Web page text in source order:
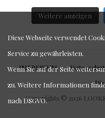
Weitere anzeigen
IMPRESSUM
Copyrights © 2026
Diese Webseite verwendet
Service zu gewährleisten.
Wenn Sie auf der Seite
zu. Weitere Informationen
nach DSGVO.